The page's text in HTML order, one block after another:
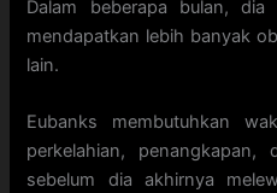
Dalam beberapa bulan,
mendapatkan lebih banyak
lain.
Eubanks membutuhkan
perkelahian,
sebelum dia akhirnya